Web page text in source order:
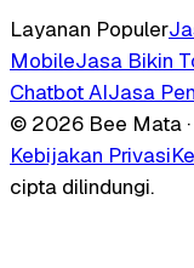
Layanan Populer
MobileJasa Bikin
Chatbot AIJasa
© 2026 Bee Mata
Kebijakan Privasi
cipta dilindungi.